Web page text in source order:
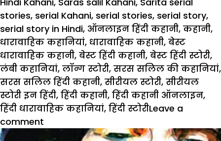
stories, serial Kahani, serial stories, serial story,
serial story in Hindi, ऑनलाइन हिंदी कहानी, कहानी,
धारावाहिक कहानियां, धारावाहिक कहानी, बेस्ट
धारावाहिक कहानी, बेस्ट हिंदी कहानी, बेस्ट हिंदी स्टोरी,
लंबी कहानियां, लॉन्ग स्टोरी, सरस सलिल की कहानियां,
सरस सलिल हिंदी कहानी, सीरीयल स्टोरी, सीरीयल
स्टोरी इन हिंदी, हिंदी कहानी, हिंदी कहानी ऑनलाइन,
हिंदी धारावाहिक कहानियां, हिंदी स्टोरीLeave a
comment
खोया